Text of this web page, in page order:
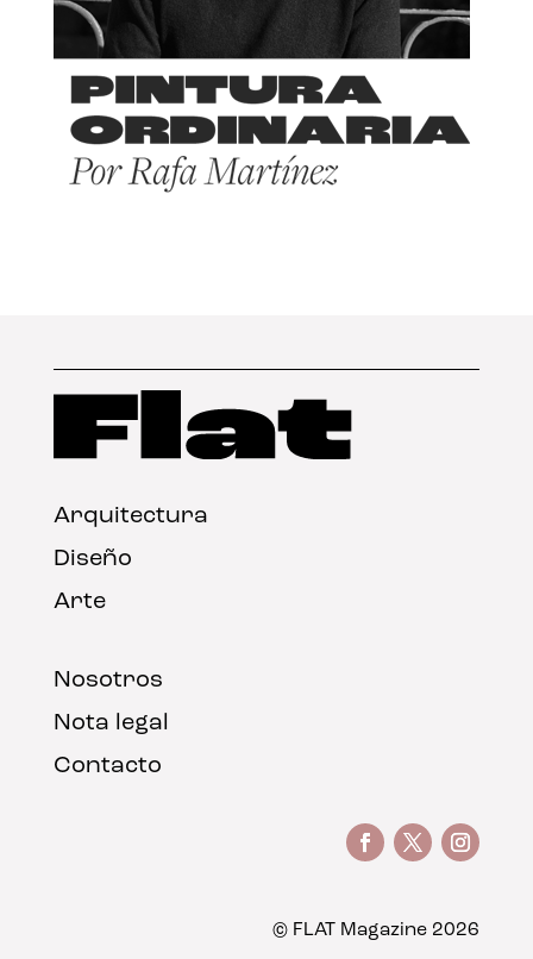
Arquitectura
Diseño
Arte
Nosotros
Nota legal
Contacto
© FLAT Magazine 2026